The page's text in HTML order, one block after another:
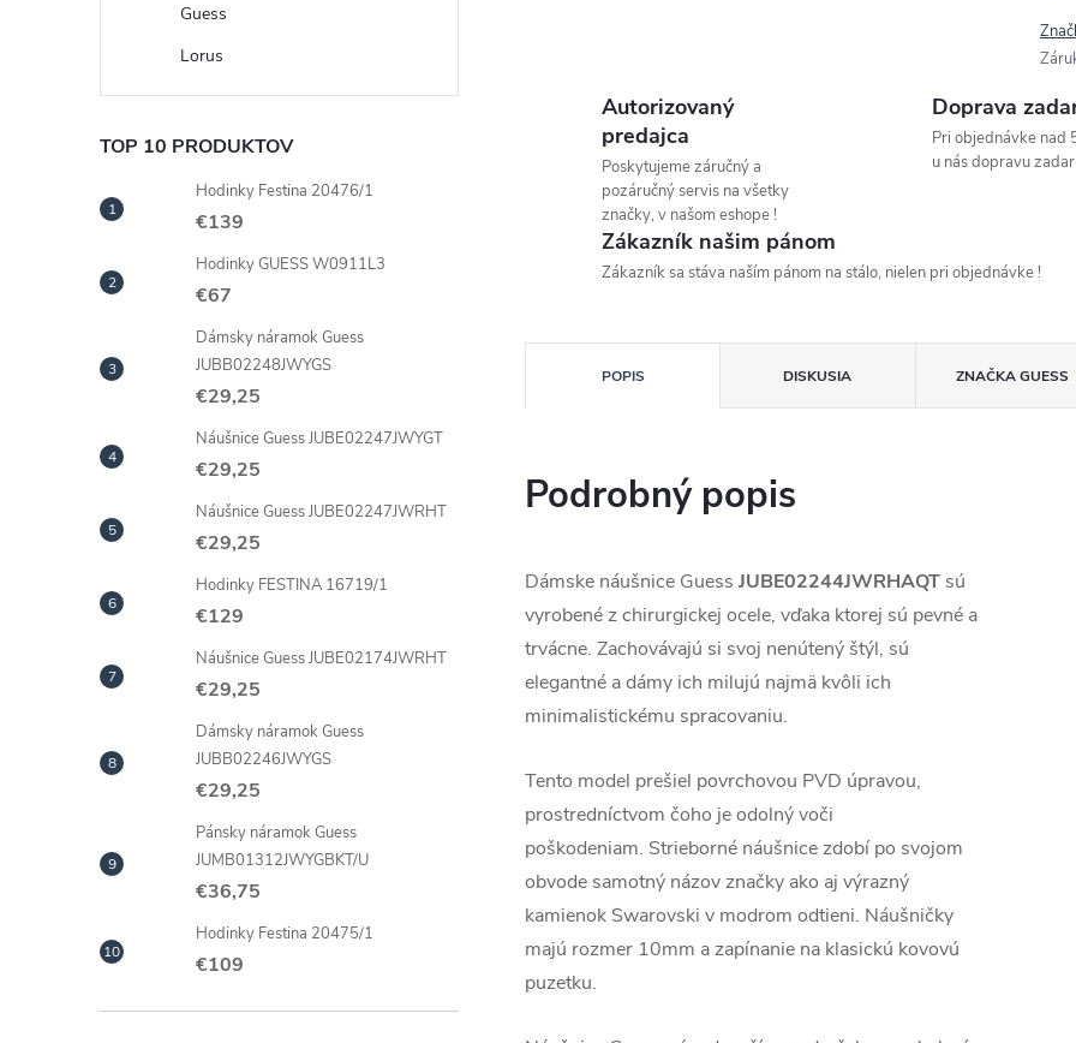
Guess
Lorus
TOP 10 PRODUKTOV
Hodinky Festina 20476/1
€139
Hodinky GUESS W0911L3
€67
Dámsky náramok Guess
JUBB02248JWYGS
€29,25
Náušnice Guess JUBE02247JWYGT
€29,25
Náušnice Guess JUBE02247JWRHT
€29,25
Hodinky FESTINA 16719/1
€129
Náušnice Guess JUBE02174JWRHT
€29,25
Dámsky náramok Guess
JUBB02246JWYGS
€29,25
Pánsky náramok Guess
JUMB01312JWYGBKT/U
€36,75
Hodinky Festina 20475/1
€109
Autorizovaný
predajca
Poskytujeme záručný a
pozáručný servis na všetky
značky, v našom eshope !
Doprava
Pri objednávke nad
u nás dopravu
Zákazník našim pánom
Zákazník sa stáva naším pánom na stálo, nielen pri objednávke !
POPIS DISKUSIA ZNAČKAGUESS
Podrobný popis
Dámske náušnice Guess JUBE02244JWRHAQT sú
vyrobenéz chirurgickej ocele, vďaka ktorej sú pevné a
trvácne. Zachovávajú si svoj nenútený štýl, sú
elegantné a dámy ich milujú najmä kvôli ich
minimalistickému spracovaniu.
Tento model prešiel povrchovou PVD úpravou,
prostredníctvom čoho je odolný voči
poškodeniam. Strieborné náušnice zdobí po svojom
obvode samotný názov značky ako aj výrazný
kamienok Swarovski v modrom odtieni. Náušničky
majú rozmer 10mm a zapínanie na klasickú kovovú
puzetku.